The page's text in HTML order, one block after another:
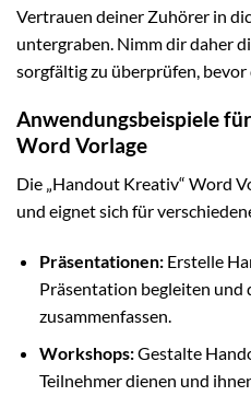
Vertrauen deiner Zuhörer in
untergraben. Nimm dir daher
sorgfältig zu überprüfen, bevor
Anwendungsbeispiele
Word Vorlage
Die „Handout Kreativ“ Word
und eignet sich für
Präsentationen:Erstelle
Präsentation begleiten
zusammenfassen.
Workshops:Gestalte
Teilnehmer dienen und